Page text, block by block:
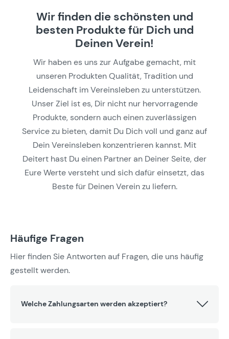
Wir finden die schönsten und
besten Produkte für Dich und
Deinen Verein!
Wir haben es uns zur Aufgabe gemacht, mit
unseren Produkten Qualität, Tradition und
Leidenschaft im Vereinsleben zu unterstützen.
Unser Ziel ist es, Dir nicht nur hervorragende
Produkte, sondern auch einen zuverlässigen
Service zu bieten, damit Du Dich voll und ganz auf
Dein Vereinsleben konzentrieren kannst. Mit
Deitert hast Du einen Partner an Deiner Seite, der
Eure Werte versteht und sich dafür einsetzt, das
Beste für Deinen Verein zu liefern.
Häufige Fragen
Hier finden Sie Antworten auf Fragen, die uns häufig
gestellt werden.
Welche Zahlungsarten werden akzeptiert?